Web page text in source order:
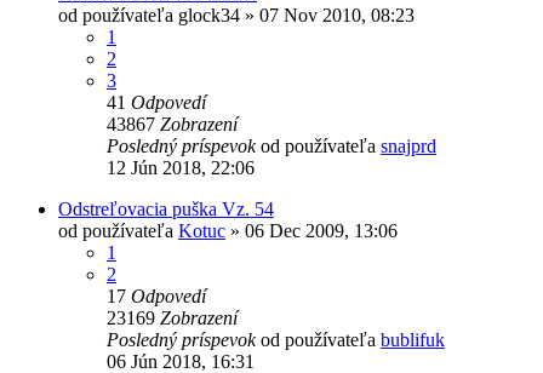
od používateľa glock34 » 07 Nov 2010, 08:23
1
2
3
41 Odpovedí
43867 Zobrazení
Posledný príspevokod používateľa snajprd
12 Jún 2018, 22:06
Odstreľovacia puška Vz. 54
od používateľa Kotuc » 06 Dec 2009, 13:06
1
2
17 Odpovedí
23169 Zobrazení
Posledný príspevokod používateľa bublifuk
06 Jún 2018, 16:31